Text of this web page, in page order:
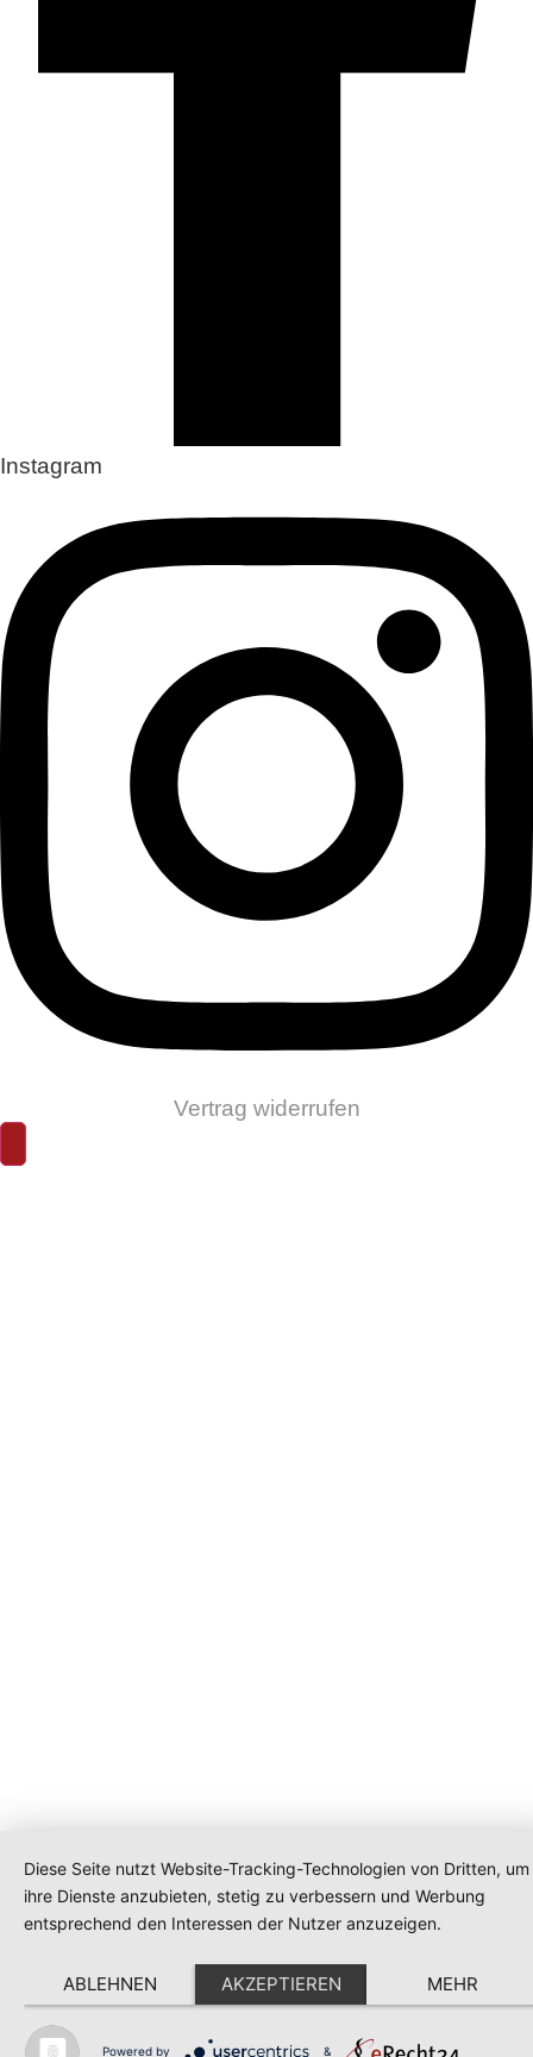
Instagram
Vertrag widerrufen
Diese Seite nutzt Website-Tracking-Technologien von Dritten, um
ihre Dienste anzubieten, stetig zu verbessern und Werbung
entsprechend den Interessen der Nutzer anzuzeigen.
ABLEHNEN AKZEPTIEREN MEHR
Powered by &